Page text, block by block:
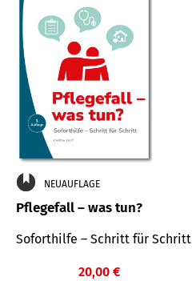
NEUAUFLAGE
Pflegefall – was tun?
Soforthilfe – Schritt für Schritt
20,00 €